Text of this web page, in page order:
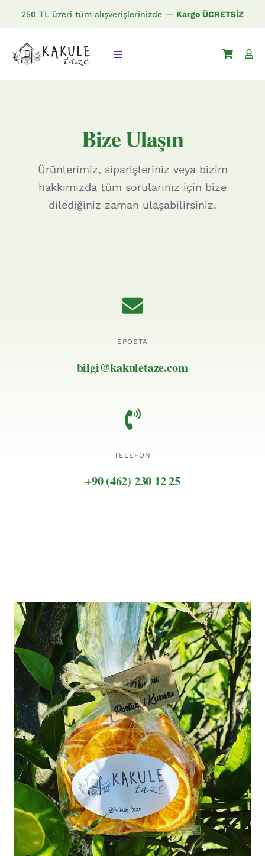
content
250 TL üzeri tüm alışverişlerinizde — Kargo ÜCRETSİZ
Toggle
Bize Ulaşın
Ürünlerimiz, siparişleriniz veya bizim
hakkımızda tüm sorularınız için bize
dilediğiniz zaman ulaşabilirsiniz.
EPOSTA
bilgi@kakuletaze.com
TELEFON
+90 (462) 230 12 25